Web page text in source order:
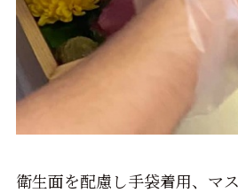
衛生面を配慮し手袋着用、マ